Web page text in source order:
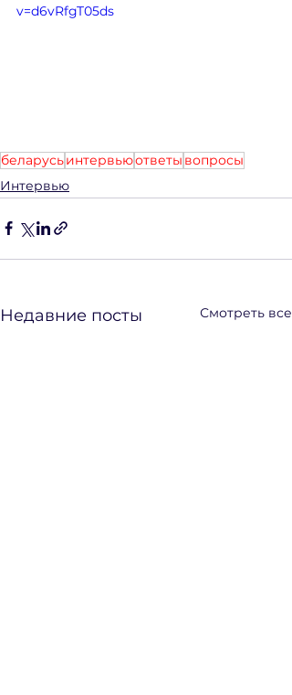
v=d6vRfgT05ds
беларусьинтервьюответы вопросы
Интервью
Недавние посты Смотреть все